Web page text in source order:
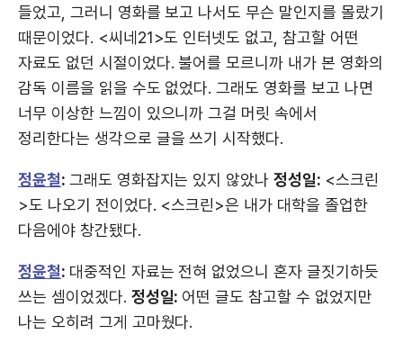
들었고, 그러니 영화를 보고 나서도 무슨 말인지를 몰랐기
때문이었다. <씨네21>도 인터넷도 없고, 참고할 어떤
자료도 없던 시절이었다. 불어를 모르니까 내가 본 영화의
감독 이름을 읽을 수도 없었다. 그래도 영화를 보고 나면
너무 이상한 느낌이 있으니까 그걸 머릿 속에서
정리한다는 생각으로 글을 쓰기 시작했다.
정윤철: 그래도 영화잡지는 있지 않았나정성일: <스크린
>도 나오기 전이었다. <스크린>은 내가 대학을 졸업한
다음에야 창간됐다.
정윤철: 대중적인 자료는 전혀 없었으니 혼자 글짓기하듯
쓰는 셈이었겠다. 정성일: 어떤 글도 참고할 수 없었지만
나는 오히려 그게 고마웠다.